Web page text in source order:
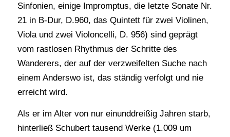
Sinfonien, einige Impromptus, die letzte Sonate Nr.
21 in B-Dur, D.960, das Quintett für zwei Violinen,
Viola und zwei Violoncelli, D. 956) sind geprägt
vom rastlosen Rhythmus der Schritte des
Wanderers, der auf der verzweifelten Suche nach
einem Anderswo ist, das ständig verfolgt und nie
erreicht wird.
Als er im Alter von nur einunddreißig Jahren starb,
hinterließ Schubert tausend Werke (1.009 um